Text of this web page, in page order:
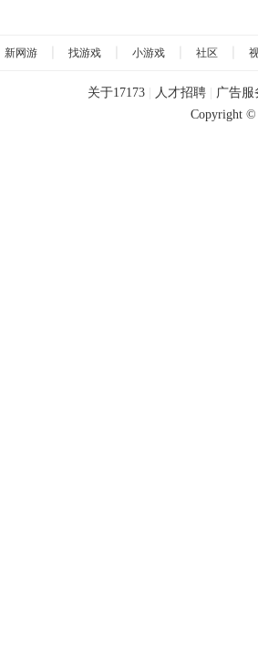
新网游 找游戏 小游戏 社区
关于17173 人才招聘
广告服
Copyright ©